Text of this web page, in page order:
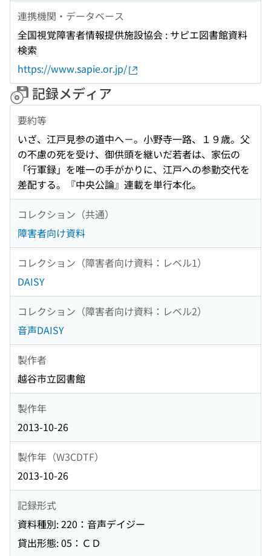
連携機関・データベース
全国視覚障害者情報提供施設協会 : サピエ図書館資料
検索
https://www.sapie.or.jp/
記録メディア
要約等
いざ、江戸見参の道中へ－。小野寺一路、１９歳。父
の不慮の死を受け、御供頭を継いだ若者は、家伝の
「行軍録」を唯一の手がかりに、江戸への参勤交代を
差配する。『中央公論』連載を単行本化。
コレクション（共通）
障害者向け資料
コレクション（障害者向け資料：レベル1）
DAISY
コレクション（障害者向け資料：レベル2）
音声DAISY
製作者
越谷市立図書館
製作年
2013-10-26
製作年（W3CDTF）
2013-10-26
記録形式
資料種別: 220：音声デイジー
貸出形態: 05：ＣＤ